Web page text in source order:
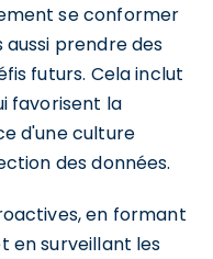
se conformer
aussi prendre des
futurs. Cela inclut
favorisent la
d'une culture
des données.
en formant
en surveillant les